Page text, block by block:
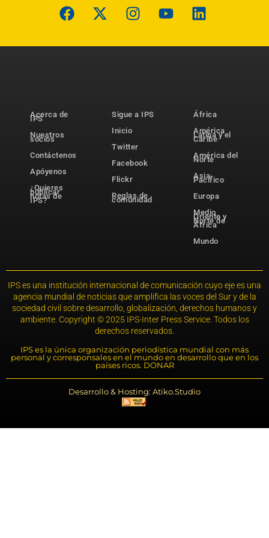
Acerca de
IPS
Nuestros
socios
Contáctenos
Apóyenos
¿Quieres
publicar
notas de
IPS?
Sigue a IPS
Inicio
Twitter
Facebook
Flickr
Reglas de
comunidad
África
América
Latina y el
Caribe
América del
Norte
Asia-
Pacífico
Europa
Medio
Oriente y
Norte de
África
Mundo
IPS es una institución internacional de comunicación cuyo eje es una
agencia mundial de noticias que amplifica las voces del Sur y de la
sociedad civil sobre desarrollo, globalización, derechos humanos y
ambiente. Copyright © 2025 IPS-Inter Press Service. Todos los
derechos reservados.
IPS es la única organización periodística mundial con más
personal y corresponsales en el mundo en desarrollo que en los
países ricos. DONAR
Desarrollo & Hosting: Atiko.Studio